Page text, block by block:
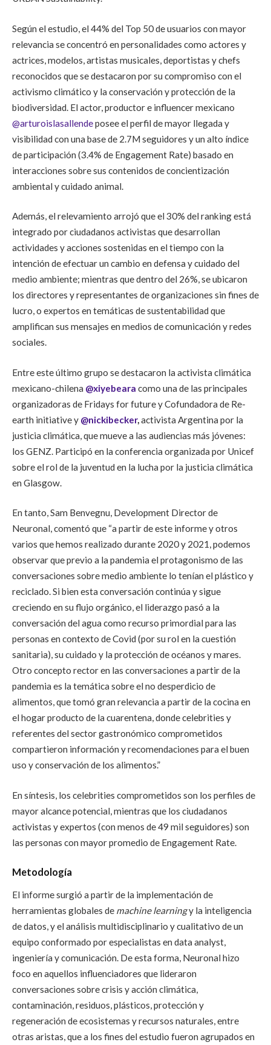
Según el estudio, el 44% del Top 50 de usuarios con mayor
relevancia se concentró en personalidades como actores y
actrices, modelos, artistas musicales, deportistas y chefs
reconocidos que se destacaron por su compromiso con el
activismo climático y la conservación y protección de la
biodiversidad. El actor, productor e influencer mexicano
@arturoislasallendeposee el perfil de mayor llegada y
visibilidad con una base de 2.7M seguidores y un alto índice
de participación (3.4% de Engagement Rate) basado en
interacciones sobre sus contenidos de concientización
ambiental y cuidado animal.
Además, el relevamiento arrojó que el 30% del ranking está
integrado por ciudadanos activistas que desarrollan
actividades y acciones sostenidas en el tiempo con la
intención de efectuar un cambio en defensa y cuidado del
medio ambiente; mientras que dentro del 26%, se ubicaron
los directores y representantes de organizaciones sin fines de
lucro, o expertos en temáticas de sustentabilidad que
amplifican sus mensajes en medios de comunicación y redes
sociales.
Entre este último grupo se destacaron la activista climática
mexicano-chilena @xiyebeara como una de las principales
organizadoras de Fridays for future y Cofundadora de Re-
earth initiative y @nickibecker,activista Argentina por la
justicia climática, que mueve a las audiencias más jóvenes:
los GENZ. Participó en la conferencia organizada por Unicef
sobre el rol de la juventud en la lucha por la justicia climática
en Glasgow.
En tanto, Sam Benvegnu, Development Director de
Neuronal, comentó que “a partir de este informe y otros
varios que hemos realizado durante 2020 y 2021, podemos
observar que previo a la pandemia el protagonismo de las
conversaciones sobre medio ambiente lo tenían el plástico y
reciclado. Si bien esta conversación continúa y sigue
creciendo en su flujo orgánico, el liderazgo pasó a la
conversación del agua como recurso primordial para las
personas en contexto de Covid (por su rol en la cuestión
sanitaria), su cuidado y la protección de océanos y mares.
Otro concepto rector en las conversaciones a partir de la
pandemia es la temática sobre el no desperdicio de
alimentos, que tomó gran relevancia a partir de la cocina en
el hogar producto de la cuarentena, donde celebrities y
referentes del sector gastronómico comprometidos
compartieron información y recomendaciones para el buen
uso y conservación de los alimentos.”
En síntesis, los celebrities comprometidos son los perfiles de
mayor alcance potencial, mientras que los ciudadanos
activistas y expertos (con menos de 49 mil seguidores) son
las personas con mayor promedio de Engagement Rate.
Metodología
El informe surgió a partir de la implementación de
herramientas globales de machine learningy la inteligencia
de datos, y el análisis multidisciplinario y cualitativo de un
equipo conformado por especialistas en data analyst,
ingeniería y comunicación. De esta forma, Neuronal hizo
foco en aquellos influenciadores que lideraron
conversaciones sobre crisis y acción climática,
contaminación, residuos, plásticos, protección y
regeneración de ecosistemas y recursos naturales, entre
otras aristas, que a los fines del estudio fueron agrupados en